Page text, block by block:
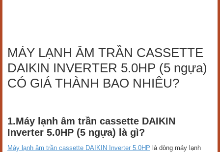
MÁY LẠNH ÂM TRẦN CASSETTE
DAIKIN INVERTER 5.0HP (5 ngựa)
CÓ GIÁ THÀNH BAO NHIÊU?
1.Máy lạnh âm trần cassette DAIKIN
Inverter 5.0HP (5 ngựa) là gì?
Máy lạnh âm trần cassette DAIKIN Inverter 5.0HP là dòng máy lạnh